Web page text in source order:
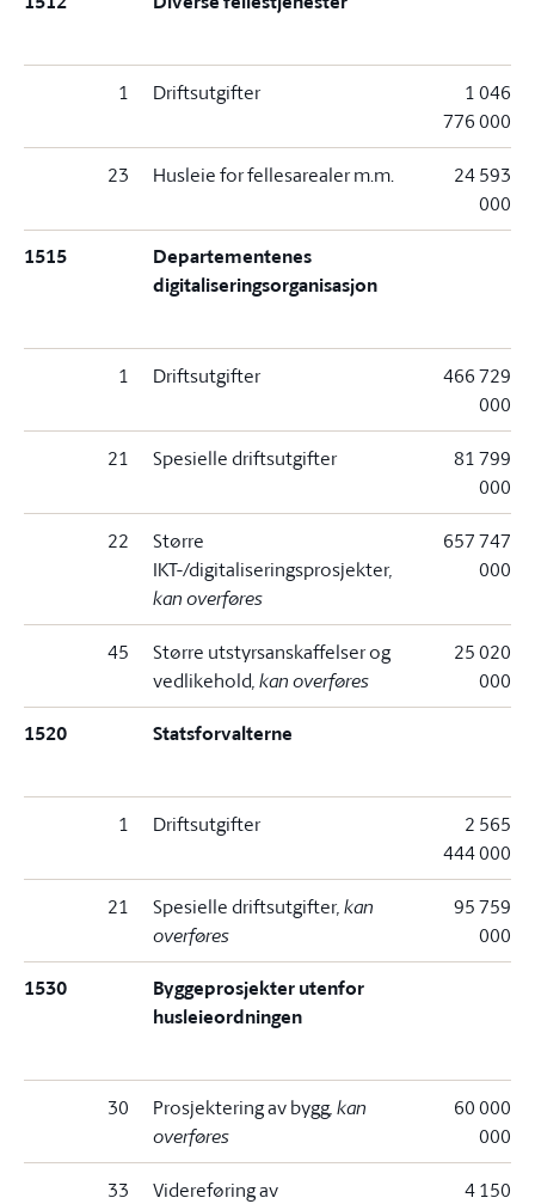
1 Driftsutgifter
1 046
776 000
23 Husleie for fellesarealer m.m.
24 593
000
1515
Departementenes
digitaliseringsorganisasjon
1 Driftsutgifter
466 729
000
21 Spesielle driftsutgifter
81 799
000
22
Større
IKT-/digitaliseringsprosjekter,
kan overføres
657 747
000
45
Større utstyrsanskaffelser og
vedlikehold, kan overføres
25 020
000
1520 Statsforvalterne
1 Driftsutgifter
2 565
444 000
21 Spesielle driftsutgifter, kan
overføres
95 759
000
1530
Byggeprosjekter utenfor
husleieordningen
30 Prosjektering av bygg, kan
overføres
60 000
000
33
Videreføring av
4 150